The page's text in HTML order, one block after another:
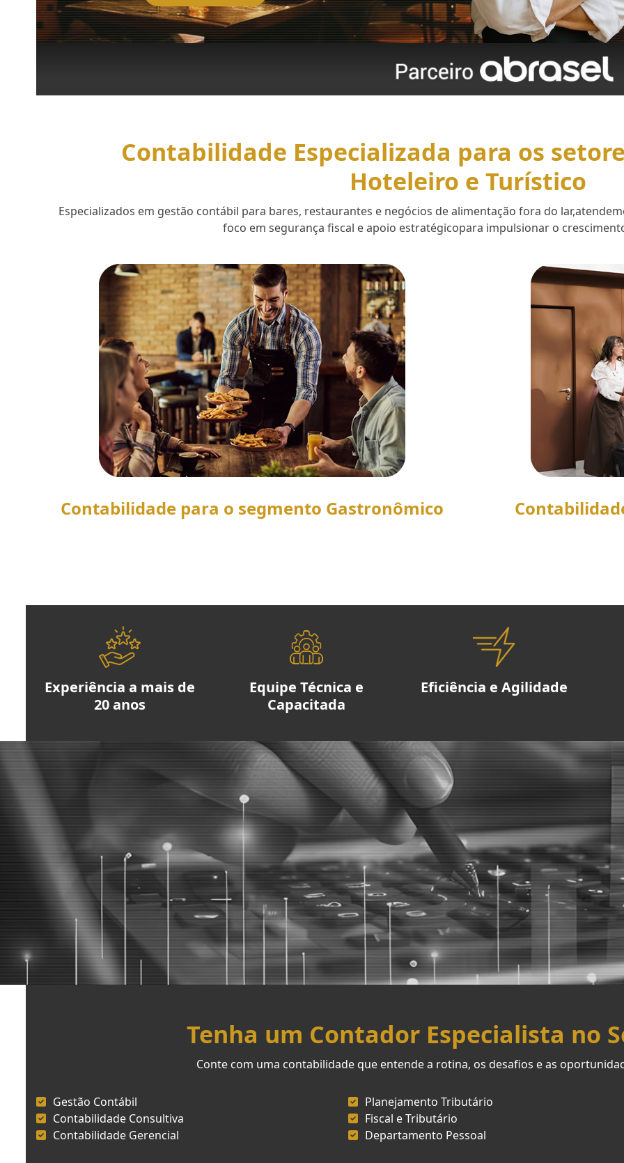
Contabilidade Especializada para os
Hoteleiro e Turístico
Especializados em gestão contábil para bares, restaurantes e negócios de alimentação fora do
foco em segurança fiscal e apoio estratégicopara impulsionar o
Contabilidade para o segmento Gastronômico
Experiência a mais de
20 anos
Equipe Técnica e
Capacitada
Eficiência e Agilidade
Tenha um Contador Especialista no
Conte com uma contabilidade que entende a rotina, os desafios e as
Gestão Contábil
Contabilidade Consultiva
Contabilidade Gerencial
Planejamento Tributário
Fiscal e Tributário
Departamento Pessoal